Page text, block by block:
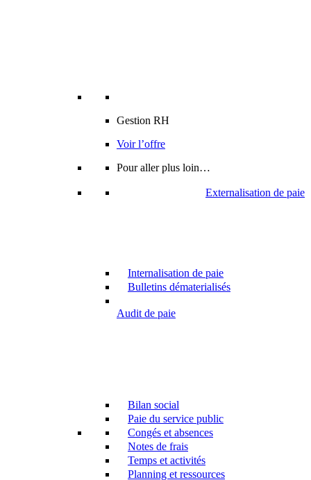
Gestion RH
Voir l’offre
Pour aller plus loin…
Externalisation de paie
Internalisation de paie
Bulletins dématerialisés
Audit de paie
Bilan social
Paie du service public
Congés et absences
Notes de frais
Temps et activités
Planning et ressources